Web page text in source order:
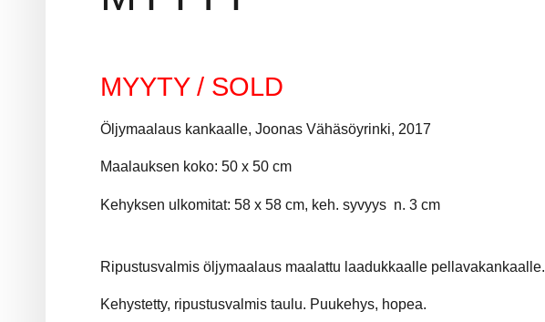
MYYTY / SOLD
Öljymaalaus kankaalle, Joonas Vähäsöyrinki, 2017
Maalauksen koko: 50 x 50 cm
Kehyksen ulkomitat: 58 x 58 cm, keh. syvyys n. 3 cm
Ripustusvalmis öljymaalaus maalattu laadukkaalle pellavakankaalle.
Kehystetty, ripustusvalmis taulu. Puukehys, hopea.